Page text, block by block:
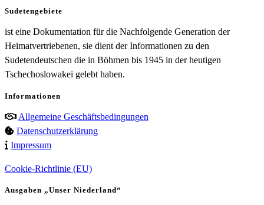
Sudetengebiete
ist eine Dokumentation für die Nachfolgende Generation der
Heimatvertriebenen, sie dient der Informationen zu den
Sudetendeutschen die in Böhmen bis 1945 in der heutigen
Tschechoslowakei gelebt haben.
Informationen
Allgemeine Geschäftsbedingungen
Datenschutzerklärung
Impressum
Cookie-Richtlinie (EU)
Ausgaben „Unser Niederland“